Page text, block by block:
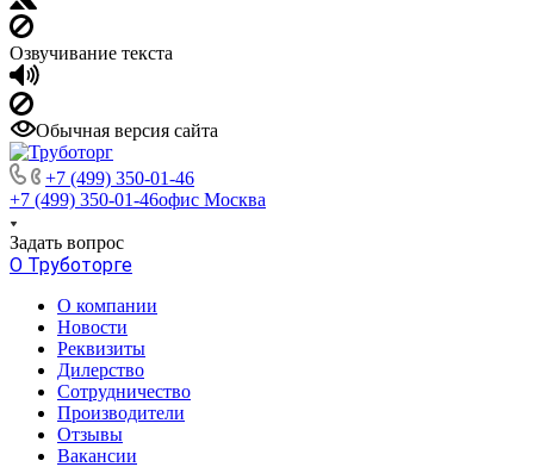
Озвучивание текста
Обычная версия сайта
+7 (499) 350-01-46
+7 (499) 350-01-46офис Москва
Задать вопрос
О Труботорге
О компании
Новости
Реквизиты
Дилерство
Сотрудничество
Производители
Отзывы
Вакансии